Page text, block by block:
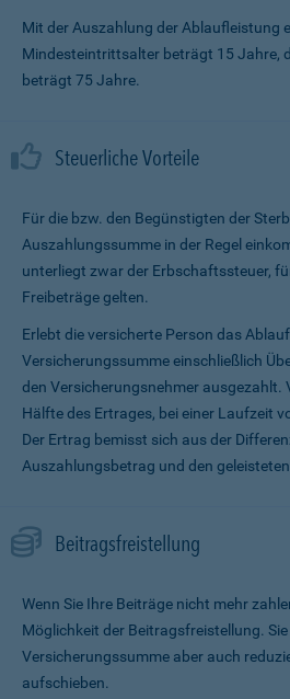
Mit der Auszahlung der Ablaufleistung
Mindesteintrittsalter beträgt 15 Jahre,
beträgt 75 Jahre.
Steuerliche Vorteile
Für die bzw. den Begünstigten der
Auszahlungssumme in der Regel
unterliegt zwar der Erbschaftssteuer,
Freibeträge gelten.
Erlebt die versicherte Person das
Versicherungssumme ein­schließlich
den Versicherungsnehmer ausgezahlt.
Hälfte des Ertrages, bei einer Laufzeit
Der Ertrag bemisst sich aus der
Auszahlungsbetrag und den
Beitragsfreistellung
Wenn Sie Ihre Beiträge nicht mehr
Möglichkeit der Beitragsfreistellung.
Versicherungssumme aber auch
aufschieben.